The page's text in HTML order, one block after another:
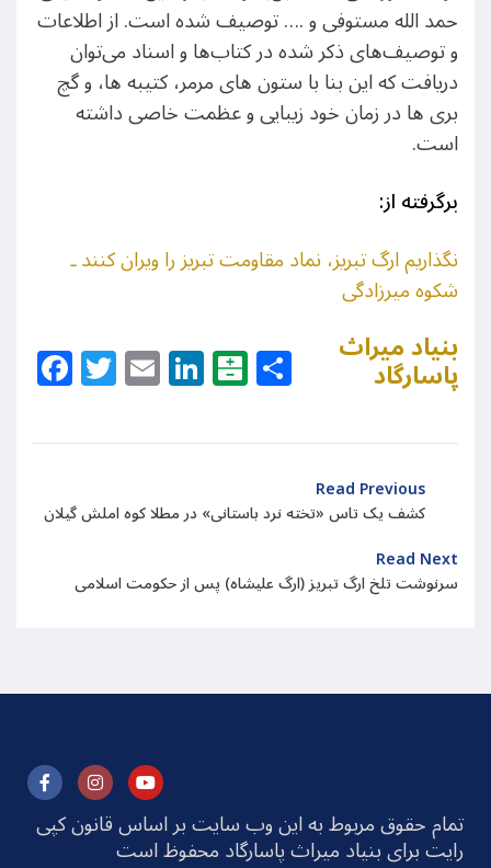
حمد الله مستوفی و….توصیف شده است. از اطلاعات
و توصیف‌های ذکر شدهدرکتاب‌ها و اسنادمی‌توان
دریافت که این بنابا ستون های مرمر، کتیبه ها، و گچ
بری هادر زمانخود زیبایی و عظمت خاصی داشته
است.
برگرفته از:
نگذاریم ارگ تبریز، نماد مقاومت تبریز را ویران کنند ـ
شکوه میرزادگی
Facebook
Twitter
EmailLinkedIn
Balatarin
Share
بنیاد میراث
پاسارگاد
Read Previous
کشف یک تاس «تخته نرد باستانی» در مطلا کوه املش گیلان
Read Next
سرنوشت تلخ ارگ تبریز (ارگ علیشاه) پس از حکومت اسلامی
تمام حقوق مربوط به این وب سایت بر اساس قانون کپی
رایت برای بنیاد میراث پاسارگاد محفوظ است